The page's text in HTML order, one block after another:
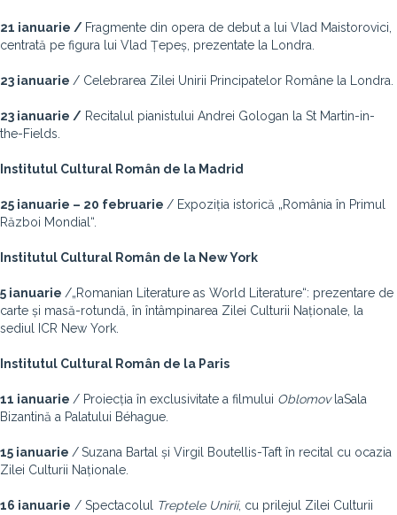
21 ianuarie / Fragmente din opera de debut a lui Vlad Maistorovici,
centrată pe figura lui Vlad Țepeș, prezentate la Londra.
23 ianuarie / Celebrarea Zilei Unirii Principatelor Române la Londra.
23 ianuarie / Recitalul pianistului Andrei Gologan la St Martin-in-
the-Fields.
Institutul Cultural Român de la Madrid
25 ianuarie – 20 februarie / Expoziția istorică „România în Primul
Război Mondial“.
Institutul Cultural Român de la New York
5 ianuarie /„Romanian Literature as World Literature“: prezentare de
carte și masă-rotundă, în întâmpinarea Zilei Culturii Naționale, la
sediul ICR New York.
Institutul Cultural Român de la Paris
11 ianuarie / Proiecția în exclusivitate a filmului Oblomov laSala
Bizantină a Palatului Béhague.
15 ianuarie /Suzana Bartal și Virgil Boutellis-Taft în recital cu ocazia
Zilei Culturii Naționale.
16 ianuarie / Spectacolul Treptele Unirii, cu prilejul Zilei Culturii